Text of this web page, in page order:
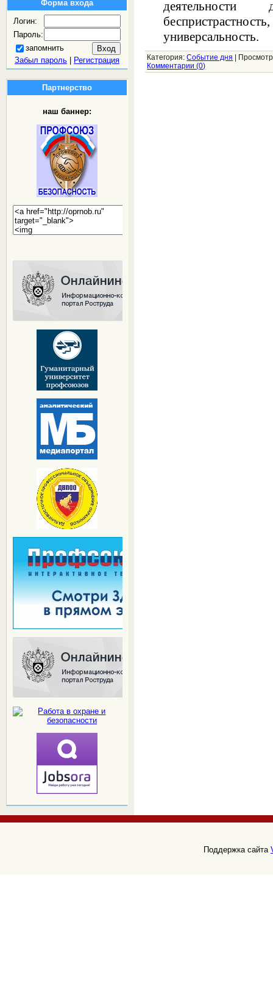
Форма входа
Логин:
Пароль:
запомнить
Забыл пароль| Регистрация
Партнерство
наш баннер:
универсальность.
Категория: Событие дня
Комментарии (0)
Поддержка сайта